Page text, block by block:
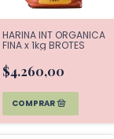
HARINA INT ORGANICA
FINA x 1kg BROTES
$4.260,00